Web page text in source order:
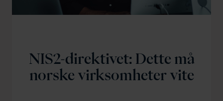
NIS2-direktivet: Dette må
norske virksomheter vite